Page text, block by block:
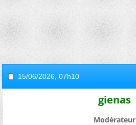
15/06/2026, 07h10
gienas
Modérateur